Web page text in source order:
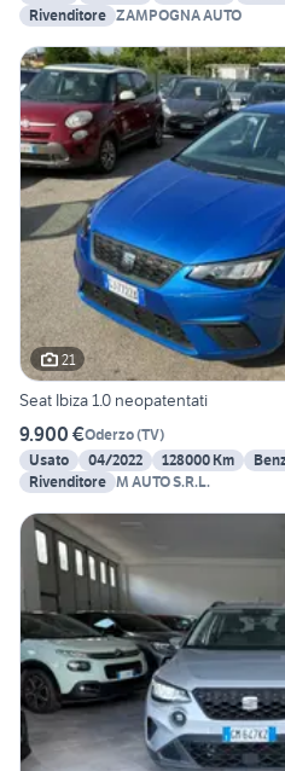
Rivenditore ZAMPOGNA AUTO
21
Seat Ibiza 1.0 neopatentati
9.900 €Oderzo(TV)
Usato
04/2022 128000 Km
Rivenditore M AUTO S.R.L.